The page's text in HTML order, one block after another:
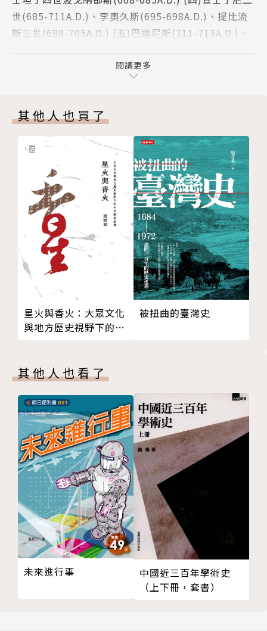
等蠻族，當這些蠻族構成羅馬帝國官兵，進而成為皇帝
時，帝國已名存實亡。
侈的生活方式造成貴重金屬流向東方，貨幣貶值。資本
《羅馬帝國衰亡史》出版後傳誦兩百年迄今不衰，其文
學光采與史學成就同樣為後人稱誦。
作者簡介
愛德華‧吉朋(Edward Gibbon，1737-1794)
十八世紀英國最偉大的史家。出生於富商家庭，曾入讀
牛津大學，後因宗教問題退學，十六歲被父親送往瑞士
洛桑，接受古典文史哲學的薰陶，也受到當時歐陸啟蒙
思潮的深遠影響，得以將各種新舊學識融為一體。他曾
擔任國會議員，也曾服務軍旅，後以著述終身。
《羅馬帝國衰亡史》六卷，成為十八世紀史家的標竿，
並獲得「第一個近代歐洲史家」的稱號。歷經二百餘
年，吉朋的《羅馬帝國衰亡史》迄今仍被現代史家視為
經典之作。
世(685-711A.D.)、李奧久斯(695-698A.D.)、提比流
斯三世(698-705A.D.) (五)巴達尼斯(711-713A.D.)、
-717A.D.) 三、艾索里亞王朝(717-820A.D.) (一)艾索
里亞人李奧三世(717-741A.D.) (二)君士坦丁五世科普
(四)君士坦丁六世(780-797A.D.)與伊里妮(780-802A.
D.) (五)尼西弗魯斯一世(802-811A.D.)、斯陶拉修斯
(811A.D.)、米迦勒一世朗加比(811-813A.D.) (六)亞
美尼亞人李奧五世(813-820A.D.) 四、弗里基亞王朝(8
20-867A.D.) (一)「結巴子」米迦勒二世(820-829A.
D.) (二)狄奧菲盧斯(829-842A.D.)與米迦勒三世(842-
867A.D.) 五、馬其頓王朝(867-1057A.D.) (一)馬其頓
人巴西爾一世(867-886A.D.) (二)「哲學家」李奧六世
(886-912A.D.) (三)亞歷山大(912-913A.D.)、君士坦
丁七世波菲洛吉尼都斯(911-959A.D.)、羅馬努斯一世
勒卡皮努斯(919-944A.D.) (四)羅馬努斯二世(959-96
3A.D.) (五)尼西弗魯斯二世福卡斯(963-969A.D.) (六)
約翰一世齊米塞斯(969-976A.D.) (七)巴西爾二世(976
-1025A.D.)與君士坦丁八世(1025-1028A.D.) (八)羅馬
米迦勒四世(1034-1041A.D.)、米迦勒五世卡拉法提斯
(1041-1042A.D.)、佐耶和狄奧多拉(1042A.D.)、君士
坦丁九世摩諾馬克斯(1042-1055A.D.)、狄奧多拉(105
5-1056A.D.)、米迦勒六世斯特拉提奧提庫斯(1056-10
57 A.D.) 六、康南尼王朝(1057-1185A.D.) (一)艾薩克
一世康南努斯(1057-1059A.D.) (二)君士坦丁十世杜卡
斯(1059-1067A.D.)、羅馬努斯四世戴奧吉尼斯(1067-
1071A.D.)、米迦勒七世帕拉皮納西斯(1071-1078A.
D.) (三)尼西弗魯斯三世波塔尼阿特斯(1078-1081A.
D.) (四)阿里克蘇斯一世康南努斯(1081-1118A.D.)
(五)約翰二世卡洛約哈尼斯(1118-1143A.D.) (六)馬紐
爾一世(1143-1180A.D.) (七)阿里克蘇斯二世(1180-1
183A.D.)、安德洛尼庫斯一世(1183-1185A.D.) 七、
艾薩克二世安吉拉斯登基後的發展(1185A.D.)
閱讀更多
其他人也買了
星火與香火：大眾文化
與地方歷史視野下的中
被扭曲的臺灣史
其他人也看了
未來進行事
中國近三百年學術史
（上下冊，套書）